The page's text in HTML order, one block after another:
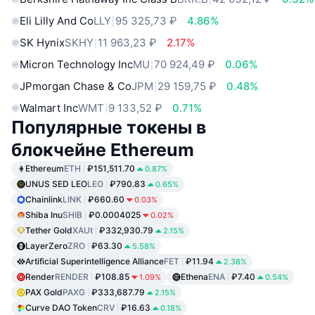
Eli Lilly And CoLLY 95 325,73 ₽
4.86%
SK HynixSKHY 11 963,23 ₽
2.17%
Micron Technology IncMU 70 924,49 ₽
0.06%
JPmorgan Chase & CoJPM 29 159,75 ₽
0.48%
Walmart IncWMT 9 133,52 ₽ 0.71%
Популярные токены в
блокчейне Ethereum
EthereumETH ₽151,511.70 0.87%
UNUS SED LEOLEO ₽790.83 0.65%
ChainlinkLINK ₽660.60 0.03%
Shiba InuSHIB ₽0.0004025 0.02%
Tether GoldXAUt ₽332,930.79 2.15%
LayerZeroZRO ₽63.30 5.58%
Artificial Superintelligence AllianceFET ₽11.94 2.38%
RenderRENDER ₽108.85 1.09% EthenaENA ₽7.40 0.54%
PAX GoldPAXG ₽333,687.79 2.15%
Curve DAO TokenCRV ₽16.63 0.18%